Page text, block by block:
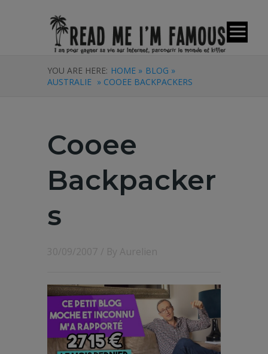
YOU ARE HERE: HOME » BLOG »
AUSTRALIE » COOEE BACKPACKERS
Cooee
Backpacker
s
30/09/2007 / By Aurelien